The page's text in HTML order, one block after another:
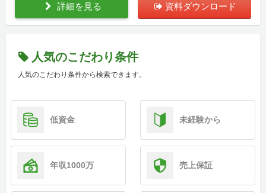
詳細を見る 資料ダウンロード
人気のこだわり条件
人気のこだわり条件から検索できます。
低資金 未経験から
年収1000万 売上保証